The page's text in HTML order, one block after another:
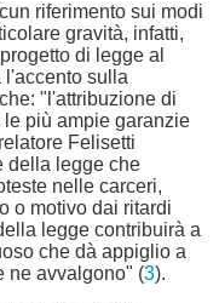
riferimento sui modi
gravità, infatti,
di legge al
l'accento sulla
"l'attribuzione di
più ampie garanzie
Felisetti
della legge che
nelle carceri,
o motivo dai ritardi
legge contribuirà a
che dà appiglio a
ne avvalgono" (3).